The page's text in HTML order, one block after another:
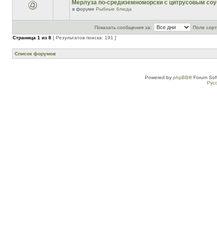
Мерлуза по-средиземноморски с цитрусовым
в форуме Рыбные блюда
Показать сообщения за:
Поле
Страница 1 из 8 [ Результатов поиска: 191 ]
Список форумов
Powered by phpBB® Forum